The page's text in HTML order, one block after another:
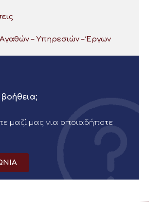
– Υπηρεσιών – Έργων
μαζί μας για οποιαδήποτε